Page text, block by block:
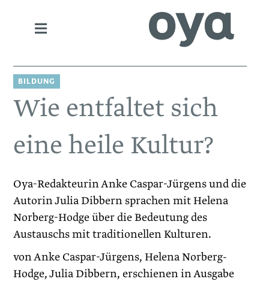
BILDUNG
Wie entfaltet sich
eine heile Kultur?
Oya-Redakteurin Anke Caspar-Jürgens und die
Autorin ­Julia ­Dibbern sprachen mit Helena
Norberg-Hodge über die ­Bedeutung des
Austauschs mit traditionellen Kulturen.
von Anke Caspar-Jürgens, Helena Norberg-
Hodge, Julia Dibbern, erschienen in Ausgabe